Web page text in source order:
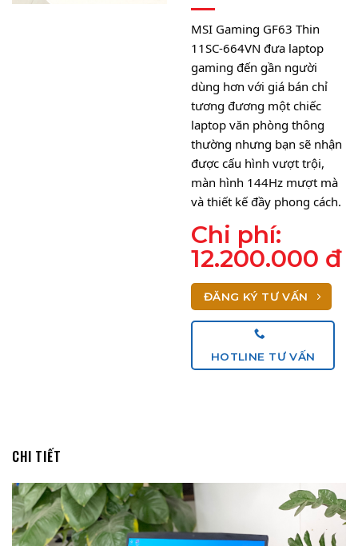
MSI Gaming GF63 Thin
11SC-664VN đưa laptop
gaming đến gần người
dùng hơn với giá bán chỉ
tương đương một chiếc
laptop văn phòng thông
thường nhưng bạn sẽ nhận
được cấu hình vượt trội,
màn hình 144Hz mượt mà
và thiết kế đầy phong cách.
Chi phí:
12.200.000 đ
ĐĂNG KÝ TƯ VẤN
HOTLINE TƯ VẤN
CHI TIẾT